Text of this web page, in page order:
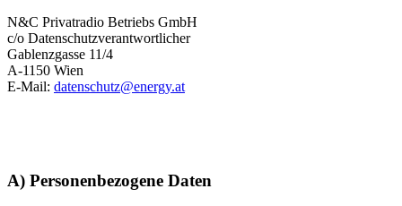
N&C Privatradio Betriebs GmbH
c/o Datenschutzverantwortlicher
Gablenzgasse 11/4
A-1150 Wien
E-Mail: datenschutz@energy.at
A) Personenbezogene Daten